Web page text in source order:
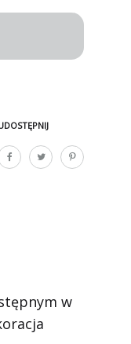
w